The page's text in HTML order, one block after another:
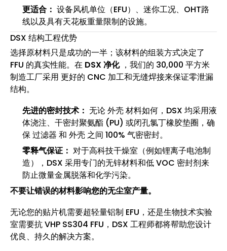
更适合： 设备风机单位（EFU）、迷你工况、OHT路
线以及具有天花板重量限制的设施。
DSX 结构工程优势
选择原材料只是成功的一半；该材料的组装方式决定了
FFU 的真实性能。在 DSX 净化 ，我们的 30,000 平方米
制造工厂采用 更好的 CNC 加工和无缝焊接来保证零泄漏
结构。
先进的密封技术： 无论 外壳 材料如何，DSX 均采用液
体浇注、干密封聚氨酯 (PU) 或闭孔氯丁橡胶垫圈，确
保 过滤器 和 外壳 之间 100% 气密密封。
零释气保证： 对于高科技干燥室（例如锂离子电池制
造），DSX 采用专门的无锌材料和低 VOC 密封剂来
防止微量金属脱落和化学污染。
不要让错误的材料影响您的无尘室产量。
无论您的贴片机需要超轻量铝制 EFU，还是生物技术实验
室需要抗 VHP SS304 FFU，DSX 工程师都将帮助您设计
优良、持久的解决方案。